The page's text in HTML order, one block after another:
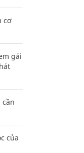
cơ
gái
cần
của